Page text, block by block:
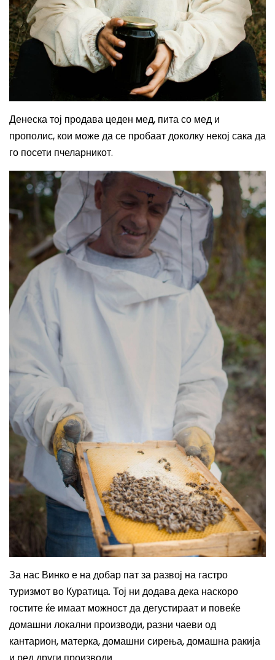
Денеска тој продава цеден мед, пита со мед и
прополис, кои може да се пробаат доколку некој сака да
го посети пчеларникот.
За нас Винко е на добар пат за развој на гастро
туризмот во Куратица. Тој ни додава дека наскоро
гостите ќе имаат можност да дегустираат и повеќе
домашни локални производи, разни чаеви од
кантарион, матерка, домашни сирења, домашна ракија